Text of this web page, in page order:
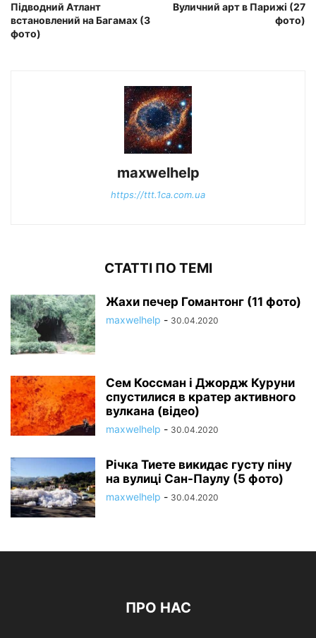
Підводний Атлант
встановлений на Багамах (3
фото)
Вуличний арт в Парижі (27
фото)
maxwelhelp
https://ttt.1ca.com.ua
СТАТТІ ПО ТЕМІ
Жахи печер Гомантонг (11 фото)
maxwelhelp - 30.04.2020
Сем Коссман і Джордж Куруни
спустилися в кратер активного
вулкана (відео)
maxwelhelp - 30.04.2020
Річка Тиете викидає густу піну
на вулиці Сан-Паулу (5 фото)
maxwelhelp - 30.04.2020
ПРО НАС